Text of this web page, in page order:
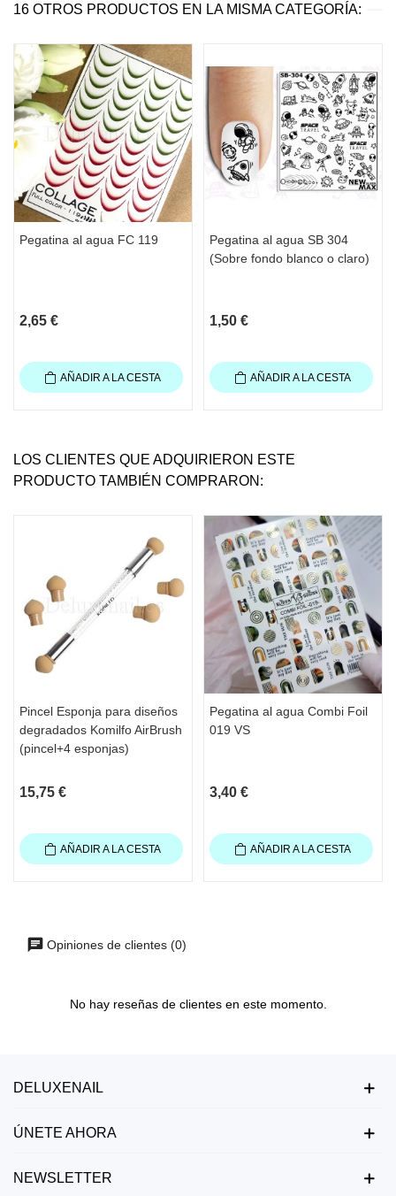
16 OTROS PRODUCTOS EN LA MISMA CATEGORÍA:
Pegatina al agua FC 119
2,65 €
AÑADIR A LA CESTA
Pegatina al agua SB 304
(Sobre fondo blanco o claro)
1,50 €
AÑADIR A LA CESTA
LOS CLIENTES QUE ADQUIRIERON ESTE
PRODUCTO TAMBIÉN COMPRARON:
Pincel Esponja para diseños
degradados Komilfo AirBrush
(pincel+4 esponjas)
15,75 €
AÑADIR A LA CESTA
Pegatina al agua Combi Foil
019 VS
3,40 €
AÑADIR A LA CESTA
Opiniones de clientes (0)
No hay reseñas de clientes en este momento.
DELUXENAIL
ÚNETE AHORA
NEWSLETTER